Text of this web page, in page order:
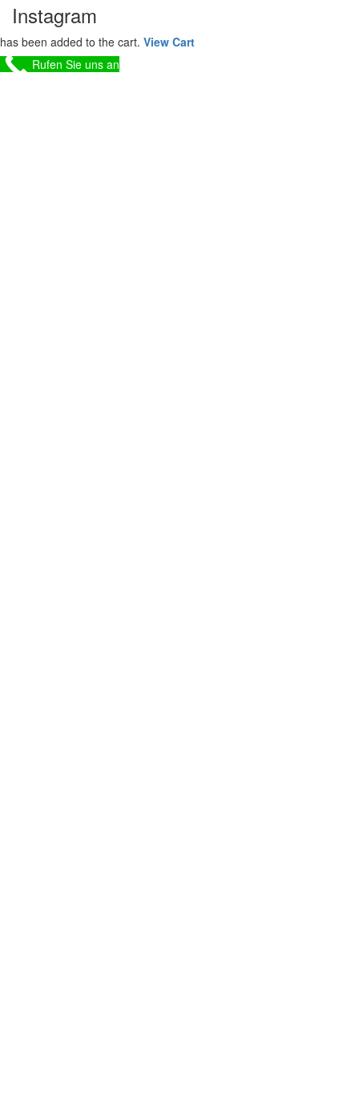
Instagram
has been added to the cart. View Cart
Rufen Sie uns an